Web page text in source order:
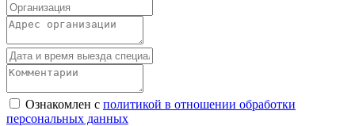
Ознакомлен с политикой в отношении обработки
персональных данных